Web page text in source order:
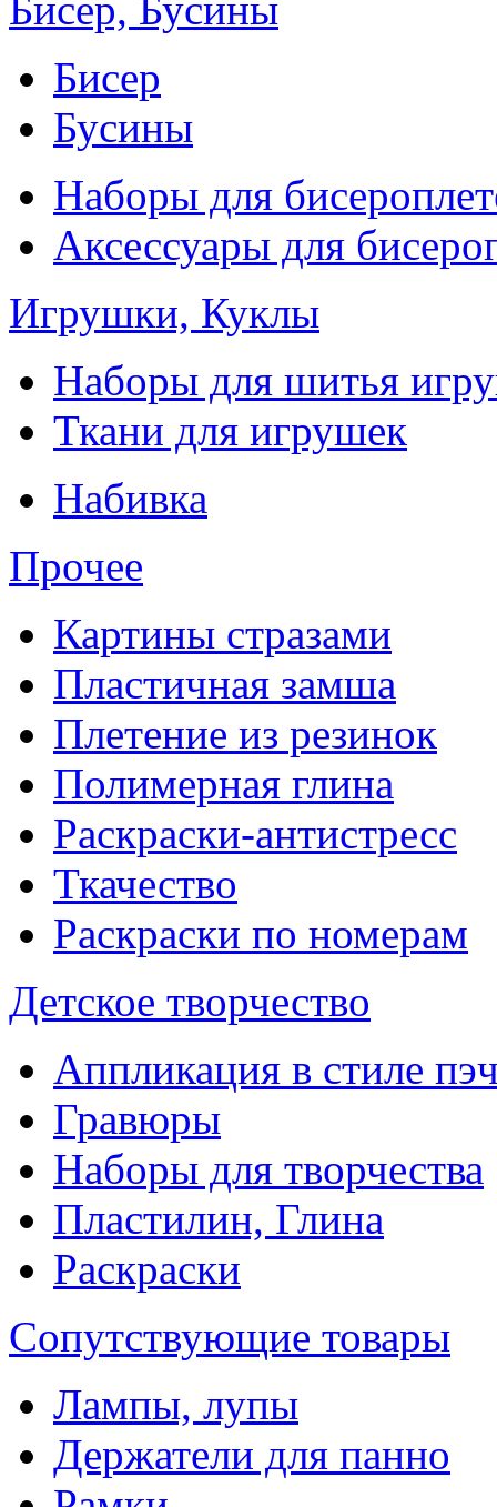
Бисер
Бусины
Наборы для
Аксессуары для
Игрушки, Куклы
Наборы для шитья
Ткани для игрушек
Набивка
Прочее
Картины стразами
Пластичная замша
Плетение из резинок
Полимерная глина
Раскраски-антистресс
Ткачество
Раскраски по номерам
Детское творчество
Аппликация в стиле
Гравюры
Наборы для творчества
Пластилин, Глина
Раскраски
Сопутствующие товары
Лампы, лупы
Держатели для панно